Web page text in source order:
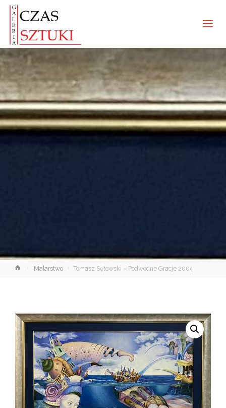
StronaMalarstwo Tomasz Sętowski – Podwodne Gracje 2004